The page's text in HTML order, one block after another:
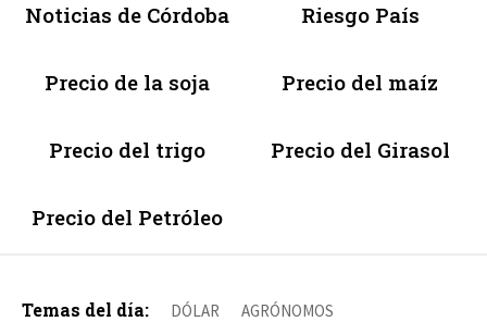
Noticias de Córdoba Riesgo País
Precio de la soja Precio del maíz
Precio del trigo Precio del Girasol
Precio del Petróleo
Temas del día: DÓLAR AGRÓNOMOS